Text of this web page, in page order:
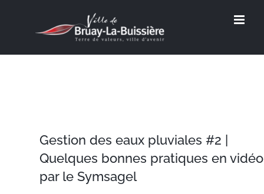
Gestion des eaux pluviales #2 |
Quelques bonnes pratiques en vidéo
par le Symsagel